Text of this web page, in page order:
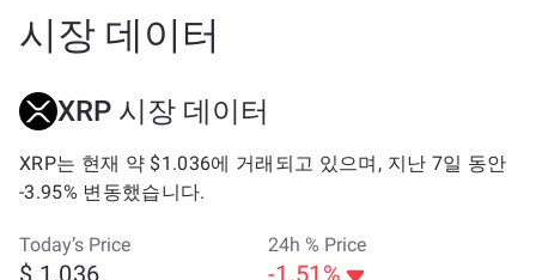
시장 데이터
XRP 시장 데이터
XRP는 현재 약 $1.036에 거래되고 있으며, 지난 7일 동안
-3.95% 변동했습니다.
Today’s Price
$ 1.036
24h % Price
-1.51%